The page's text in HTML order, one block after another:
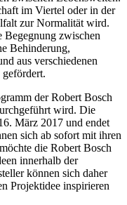
im Viertel oder in der
zur Normalität wird.
zwischen
Behinderung,
aus verschiedenen
gefördert.
der Robert Bosch
wird. Die
März 2017 und endet
sich ab sofort mit ihren
die Robert Bosch
innerhalb der
können sich daher
Projektidee inspirieren